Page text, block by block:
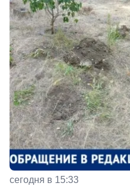
сегодня в 15:33